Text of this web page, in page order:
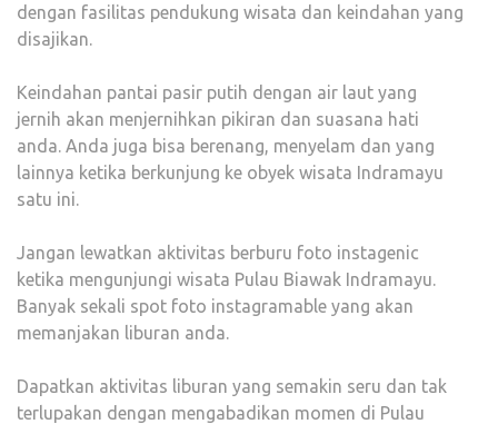
dengan fasilitas pendukung wisata dan keindahan yang
disajikan.
Keindahan pantai pasir putih dengan air laut yang
jernih akan menjernihkan pikiran dan suasana hati
anda. Anda juga bisa berenang, menyelam dan yang
lainnya ketika berkunjung ke obyek wisata Indramayu
satu ini.
Jangan lewatkan aktivitas berburu foto instagenic
ketika mengunjungi wisata Pulau Biawak Indramayu.
Banyak sekali spot foto instagramable yang akan
memanjakan liburan anda.
Dapatkan aktivitas liburan yang semakin seru dan tak
terlupakan dengan mengabadikan momen di Pulau